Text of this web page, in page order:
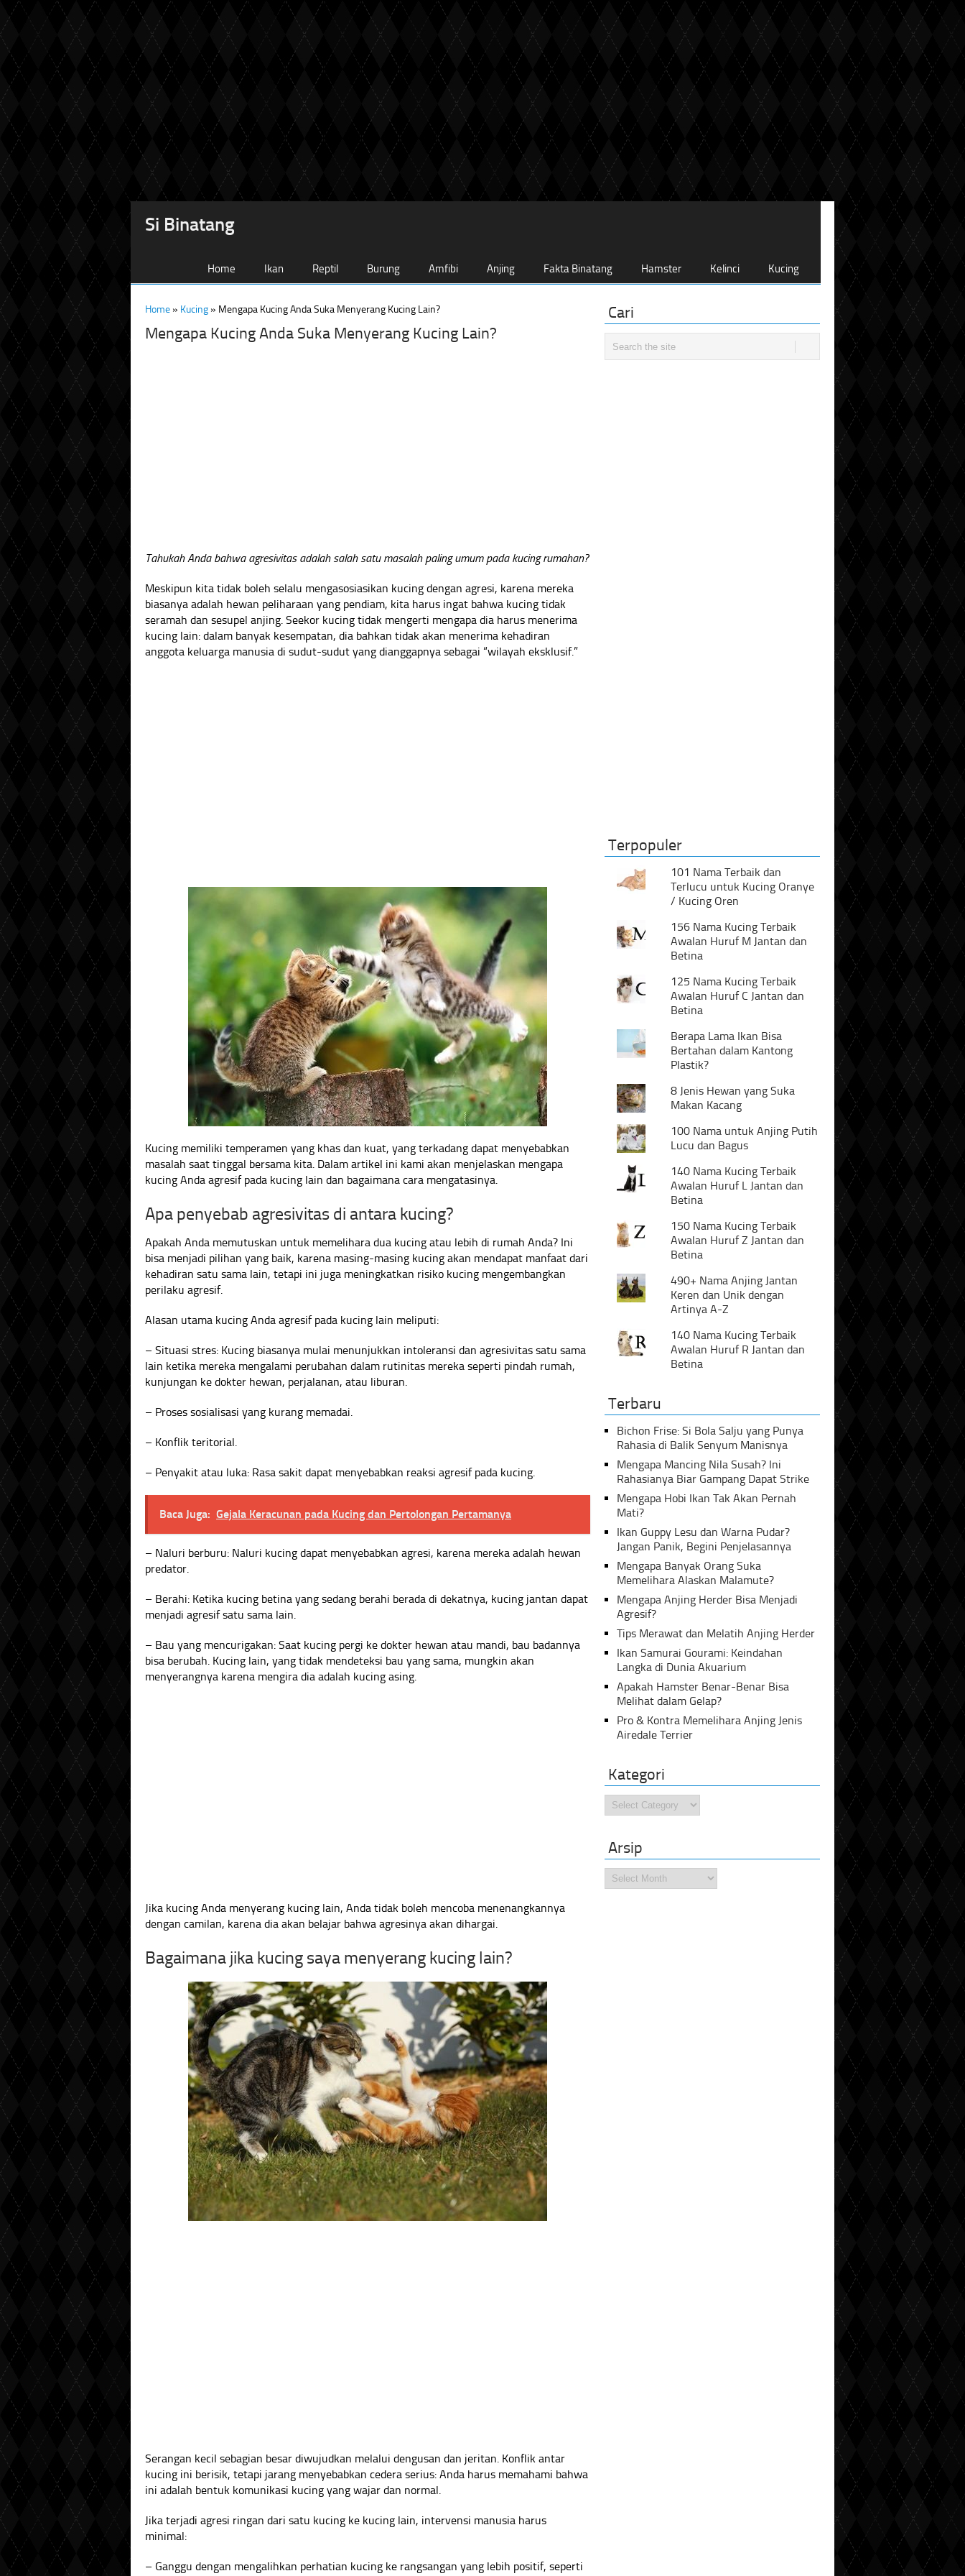
Si Binatang
Home Ikan Reptil Burung Amfibi Anjing Fakta Binatang Hamster Kelinci Kucing
Home » Kucing » Mengapa Kucing Anda Suka Menyerang Kucing Lain?
Mengapa Kucing Anda Suka Menyerang Kucing Lain?
Tahukah Anda bahwa agresivitas adalah salah satu masalah paling umum pada kucing rumahan?
Meskipun kita tidak boleh selalu mengasosiasikan kucing dengan agresi, karena mereka
biasanya adalah hewan peliharaan yang pendiam, kita harus ingat bahwa kucing tidak
seramah dan sesupel anjing. Seekor kucing tidak mengerti mengapa dia harus menerima
kucing lain: dalam banyak kesempatan, dia bahkan tidak akan menerima kehadiran
anggota keluarga manusia di sudut-sudut yang dianggapnya sebagai “wilayah eksklusif.”
Kucing memiliki temperamen yang khas dan kuat, yang terkadang dapat menyebabkan
masalah saat tinggal bersama kita. Dalam artikel ini kami akan menjelaskan mengapa
kucing Anda agresif pada kucing lain dan bagaimana cara mengatasinya.
Apa penyebab agresivitas di antara kucing?
Apakah Anda memutuskan untuk memelihara dua kucing atau lebih di rumah Anda? Ini
bisa menjadi pilihan yang baik, karena masing-masing kucing akan mendapat manfaat dari
kehadiran satu sama lain, tetapi ini juga meningkatkan risiko kucing mengembangkan
perilaku agresif.
Alasan utama kucing Anda agresif pada kucing lain meliputi:
– Situasi stres: Kucing biasanya mulai menunjukkan intoleransi dan agresivitas satu sama
lain ketika mereka mengalami perubahan dalam rutinitas mereka seperti pindah rumah,
kunjungan ke dokter hewan, perjalanan, atau liburan.
– Proses sosialisasi yang kurang memadai.
– Konflik teritorial.
– Penyakit atau luka: Rasa sakit dapat menyebabkan reaksi agresif pada kucing.
Baca Juga: Gejala Keracunan pada Kucing dan Pertolongan Pertamanya
– Naluri berburu: Naluri kucing dapat menyebabkan agresi, karena mereka adalah hewan
predator.
– Berahi: Ketika kucing betina yang sedang berahi berada di dekatnya, kucing jantan dapat
menjadi agresif satu sama lain.
– Bau yang mencurigakan: Saat kucing pergi ke dokter hewan atau mandi, bau badannya
bisa berubah. Kucing lain, yang tidak mendeteksi bau yang sama, mungkin akan
menyerangnya karena mengira dia adalah kucing asing.
Jika kucing Anda menyerang kucing lain, Anda tidak boleh mencoba menenangkannya
dengan camilan, karena dia akan belajar bahwa agresinya akan dihargai.
Bagaimana jika kucing saya menyerang kucing lain?
Serangan kecil sebagian besar diwujudkan melalui dengusan dan jeritan. Konflik antar
kucing ini berisik, tetapi jarang menyebabkan cedera serius: Anda harus memahami bahwa
ini adalah bentuk komunikasi kucing yang wajar dan normal.
Jika terjadi agresi ringan dari satu kucing ke kucing lain, intervensi manusia harus
minimal:
– Ganggu dengan mengalihkan perhatian kucing ke rangsangan yang lebih positif, seperti
Cari
Terpopuler
101 Nama Terbaik dan
Terlucu untuk Kucing Oranye
/ Kucing Oren
156 Nama Kucing Terbaik
Awalan Huruf M Jantan dan
Betina
125 Nama Kucing Terbaik
Awalan Huruf C Jantan dan
Betina
Berapa Lama Ikan Bisa
Bertahan dalam Kantong
Plastik?
8 Jenis Hewan yang Suka
Makan Kacang
100 Nama untuk Anjing Putih
Lucu dan Bagus
140 Nama Kucing Terbaik
Awalan Huruf L Jantan dan
Betina
150 Nama Kucing Terbaik
Awalan Huruf Z Jantan dan
Betina
490+ Nama Anjing Jantan
Keren dan Unik dengan
Artinya A-Z
140 Nama Kucing Terbaik
Awalan Huruf R Jantan dan
Betina
Terbaru
Bichon Frise: Si Bola Salju yang Punya
Rahasia di Balik Senyum Manisnya
Mengapa Mancing Nila Susah? Ini
Rahasianya Biar Gampang Dapat Strike
Mengapa Hobi Ikan Tak Akan Pernah
Mati?
Ikan Guppy Lesu dan Warna Pudar?
Jangan Panik, Begini Penjelasannya
Mengapa Banyak Orang Suka
Memelihara Alaskan Malamute?
Mengapa Anjing Herder Bisa Menjadi
Agresif?
Tips Merawat dan Melatih Anjing Herder
Ikan Samurai Gourami: Keindahan
Langka di Dunia Akuarium
Apakah Hamster Benar-Benar Bisa
Melihat dalam Gelap?
Pro & Kontra Memelihara Anjing Jenis
Airedale Terrier
Kategori
Kategori
Arsip
Arsip